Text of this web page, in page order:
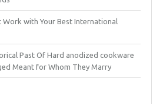
Work with Your Best International
Past Of Hard anodized cookware
Meant for Whom They Marry